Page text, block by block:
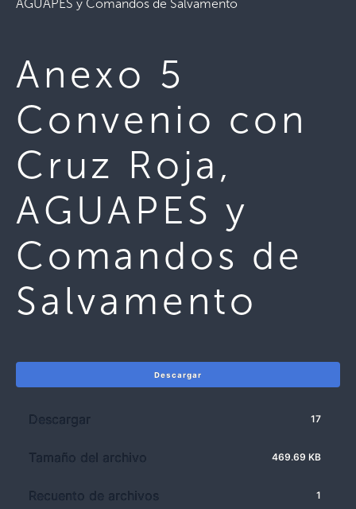
AGUAPES y Comandos de Salvamento
Anexo 5
Convenio con
Cruz Roja,
AGUAPES y
Comandos de
Salvamento
Descargar
Descargar 17
Tamaño del archivo 469.69 KB
Recuento de archivos 1